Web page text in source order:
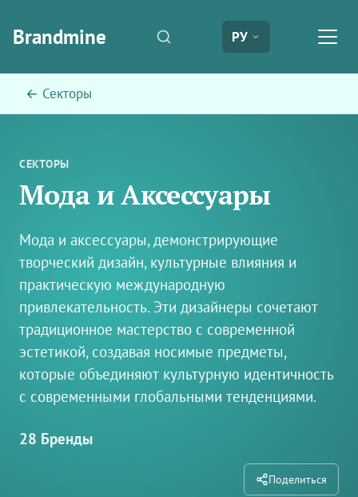
Brandmine РУ
← Секторы
СЕКТОРЫ
Мода и Аксессуары
Мода и аксессуары, демонстрирующие
творческий дизайн, культурные влияния и
практическую международную
привлекательность. Эти дизайнеры сочетают
традиционное мастерство с современной
эстетикой, создавая носимые предметы,
которые объединяют культурную идентичность
с современными глобальными тенденциями.
28 Бренды
Поделиться